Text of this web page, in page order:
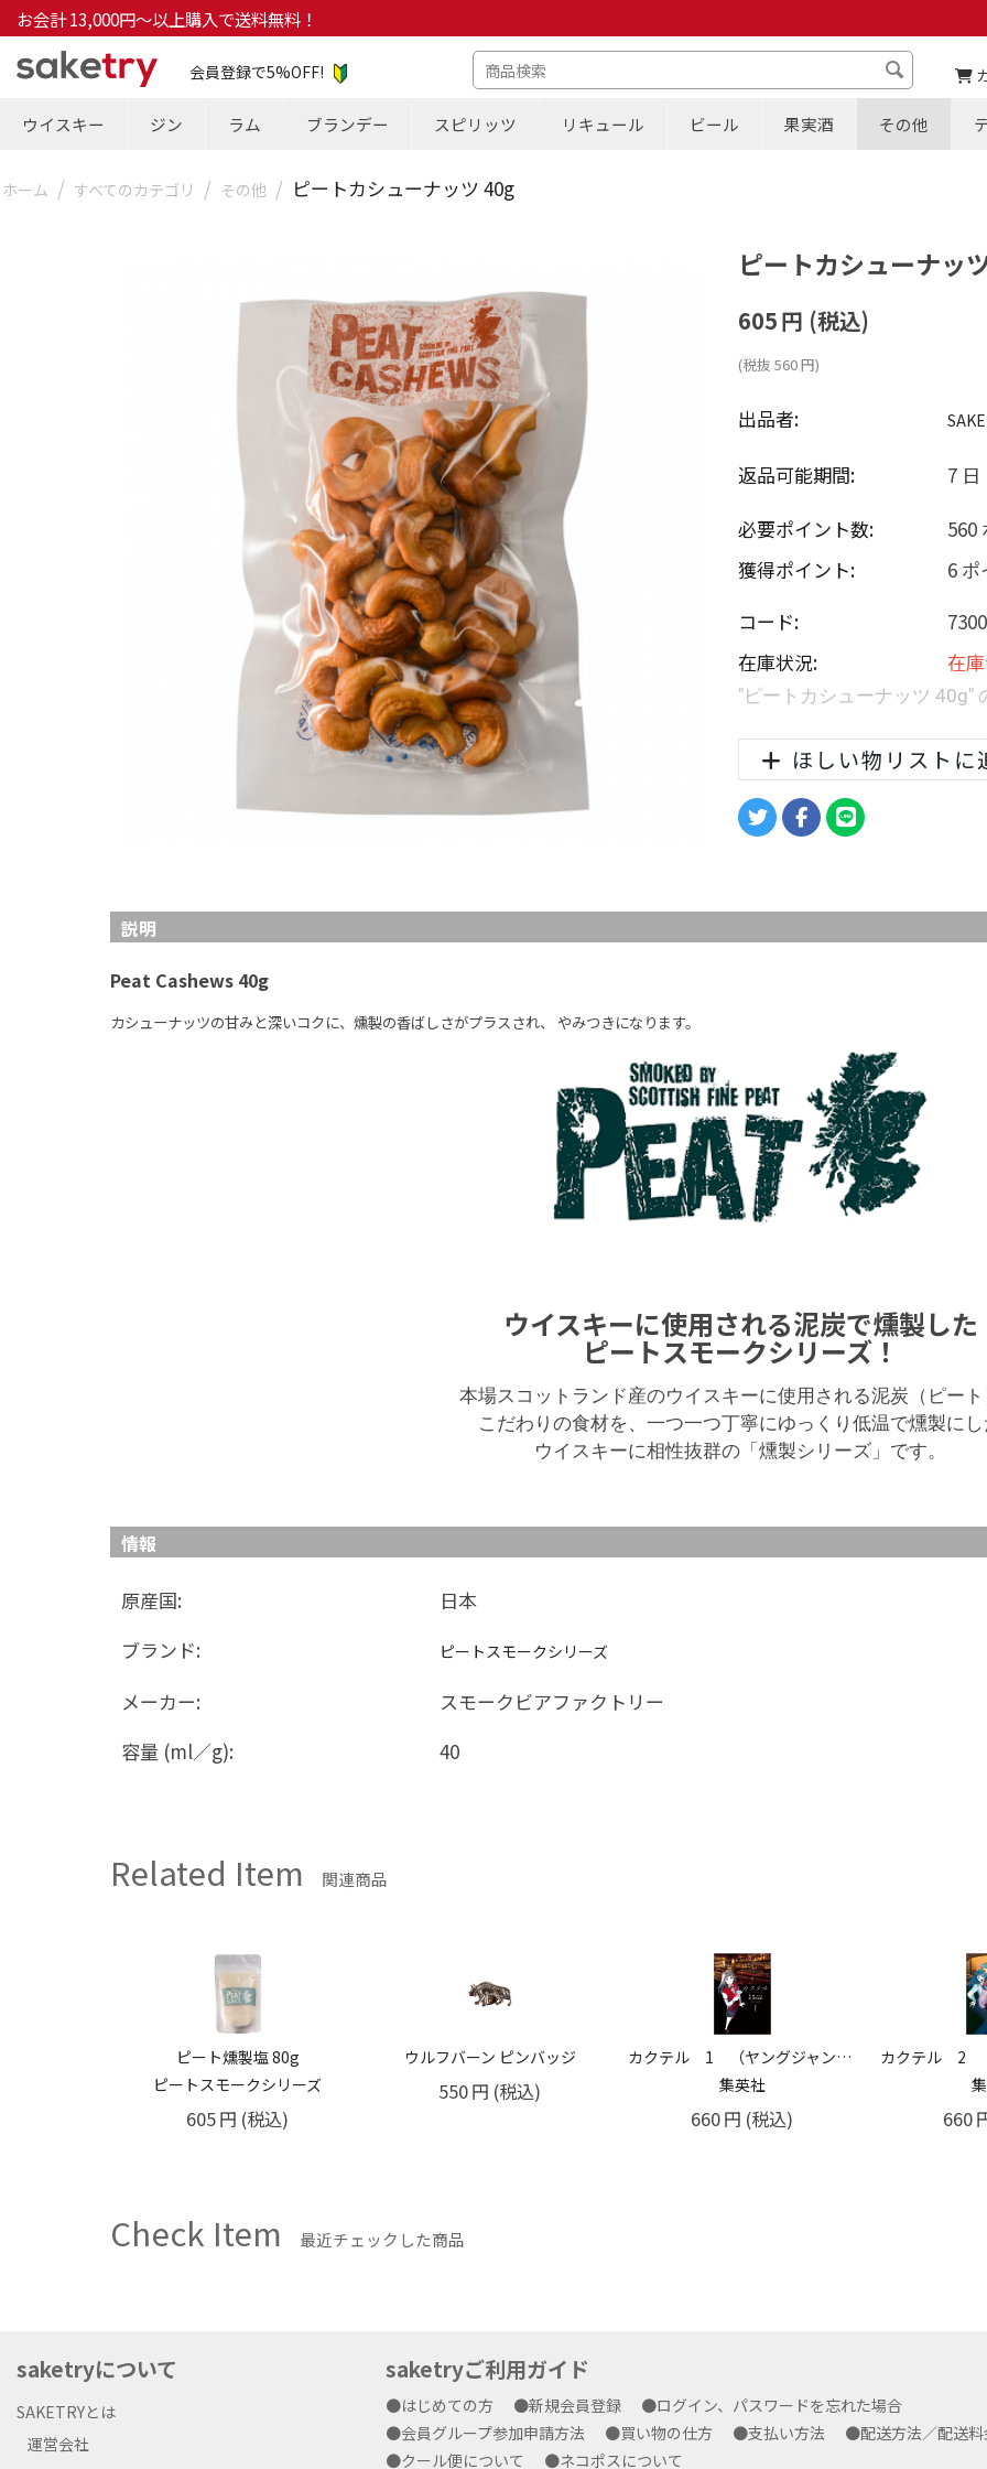
お会計 13,000円～以上購入で送料無料！
会員登録で5%OFF!
ウイスキー ジン ラム ブランデー スピリッツ リキュール ビール 果実酒 その他
ホーム / すべてのカテゴリ / その他 / ピートカシューナッツ 40g
ピートカシューナッ
605円 (税込)
(税抜 560円)
出品者:
返品可能期間:
7 日
必要ポイント数:
560
獲得ポイント:
6
コード:
在庫状況:
在
"ピートカシューナッツ 40g"
ほしい物リストに
説明
Peat Cashews 40g
カシューナッツの甘みと深いコクに、燻製の香ばしさがプラスされ、 やみつきになります。
ウイスキーに使用される泥炭で燻製した
ピートスモークシリーズ！
本場スコットランド産のウイスキーに使用される泥炭（ピー
こだわりの食材を、一つ一つ丁寧にゆっくり低温で燻製に
ウイスキーに相性抜群の「燻製シリーズ」です。
情報
原産国:
日本
ブランド:
ピートスモークシリーズ
メーカー:
スモークビアファクトリー
容量 (ml／g):
40
Related Item 関連商品
ピート燻製塩 80g
ピートスモークシリーズ
605円 (税込)
ウルフバーン ピンバッジ
550円 (税込)
カクテル 1 （ヤングジャンプコミックス）
集英社
660円 (税込) 660
Check Item 最近チェックした商品
saketryについて
SAKETRYとは
運営会社
saketryご利用ガイド
●はじめての方 ●新規会員登録
●ログイン、パスワードを忘れた場合
●会員グループ参加申請方法
●買い物の仕方 ●支払い方法
●配送方法／配送
●クール便について
●ネコポスについて